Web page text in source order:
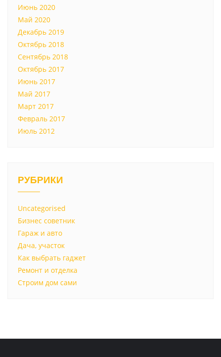
Июнь 2020
Май 2020
Декабрь 2019
Октябрь 2018
Сентябрь 2018
Октябрь 2017
Июнь 2017
Май 2017
Март 2017
Февраль 2017
Июль 2012
РУБРИКИ
Uncategorised
Бизнес советник
Гараж и авто
Дача, участок
Как выбрать гаджет
Ремонт и отделка
Строим дом сами